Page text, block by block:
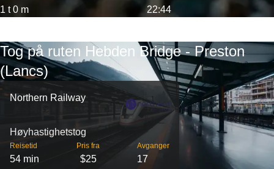
1 t 0 m 22:44
Tog på ruten Hebden Bridge - Preston
(Lancs)
Northern Railway
Høyhastighetstog
Reisetid
54 min
Pris fra
$25
Avganger
17